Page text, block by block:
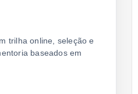
trilha online, seleção e
baseados em